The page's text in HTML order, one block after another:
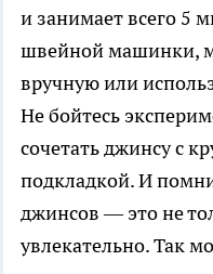
и занимает всего 5
швейной машинки,
вручную или
Не бойтесь
сочетать джинсу с
подкладкой. И
джинсов — это не
увлекательно. Так